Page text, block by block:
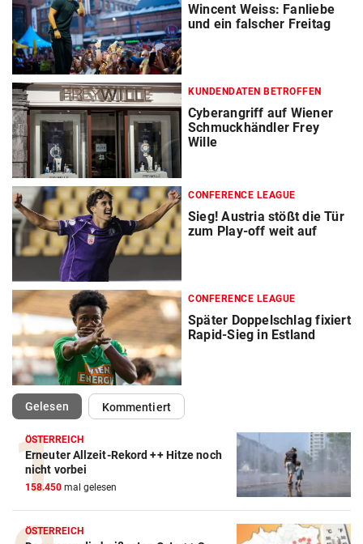
Wincent Weiss: Fanliebe
und ein falscher Freitag
KUNDENDATEN BETROFFEN
Cyberangriff auf Wiener
Schmuckhändler Frey
Wille
CONFERENCE LEAGUE
Sieg! Austria stößt die Tür
zum Play-off weit auf
CONFERENCE LEAGUE
Später Doppelschlag fixiert
Rapid-Sieg in Estland
Gelesen(ausgewählt)Kommentiert
ÖSTERREICH
Erneuter Allzeit-Rekord ++ Hitze noch
nicht vorbei
158.450 mal gelesen
ÖSTERREICH